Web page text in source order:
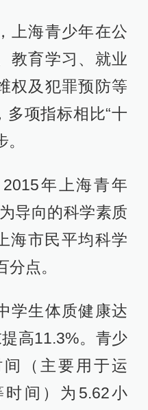
上海青少年在公
教育学习、就业
权及犯罪预防等
多项指标相比“十
年上海青年
导向的科学素质
海市民平均科学
点。
学生体质健康达
高11.3%。青少
（主要用于运
间）为5.62小